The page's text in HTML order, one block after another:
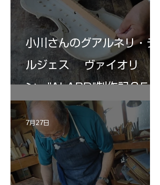
小川さんのグアルネリ・デ
ルジェス ヴァイオリ
ン ”ALARD"制作記３5
7月27日